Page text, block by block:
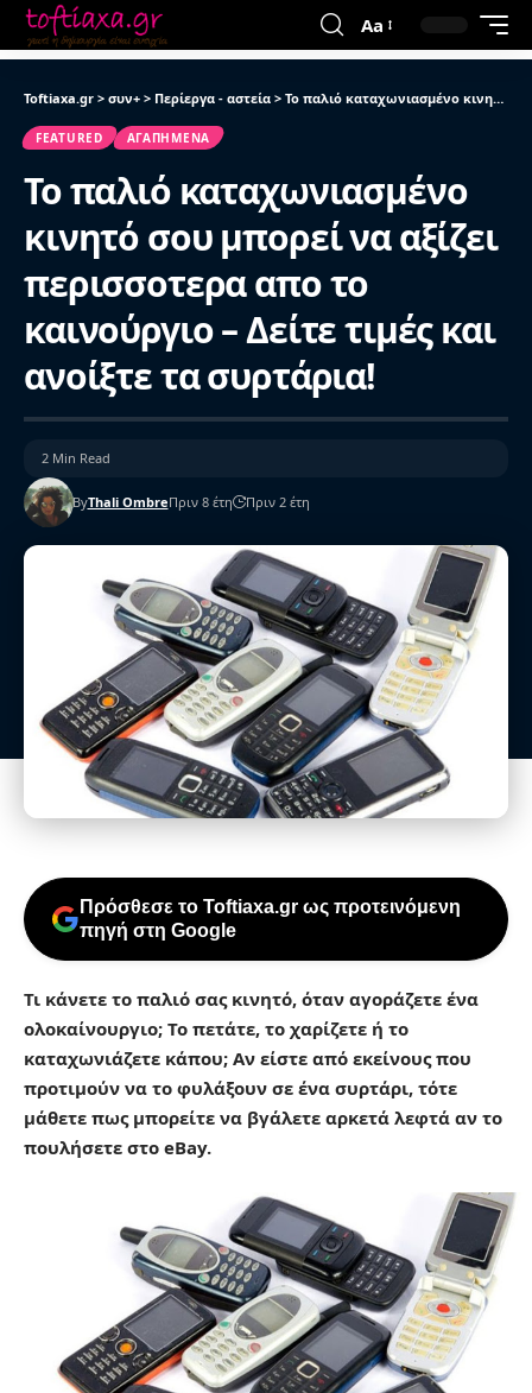
Aa
Toftiaxa.gr > συν+ > Περίεργα - αστεία > Το παλιό καταχωνιασμένο κινητό σου μπορεί να αξίζει περισσοτερα απο το καινούργιο – Δείτε τιμές και ανοίξτε τα συρτάρια!
FEATURED ΑΓΑΠΗΜΈΝΑ
Το παλιό καταχωνιασμένο
κινητό σου μπορεί να αξίζει
περισσοτερα απο το
καινούργιο – Δείτε τιμές και
ανοίξτε τα συρτάρια!
ByThali OmbreΠριν 8 έτη Πριν 2 έτη
2 Min Read
Πρόσθεσε το Toftiaxa.gr ως προτεινόμενη
πηγή στη Google
Τι κάνετε το παλιό σας κινητό, όταν αγοράζετε ένα
ολοκαίνουργιο; Το πετάτε, το χαρίζετε ή το
καταχωνιάζετε κάπου; Αν είστε από εκείνους που
προτιμούν να το φυλάξουν σε ένα συρτάρι, τότε
μάθετε πως μπορείτε να βγάλετε αρκετά λεφτά αν το
πουλήσετε στο eBay.